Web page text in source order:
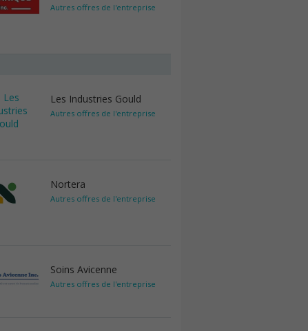
Autres offres de l'entreprise
Les Industries Gould
Autres offres de l'entreprise
Nortera
Autres offres de l'entreprise
Soins Avicenne
Autres offres de l'entreprise